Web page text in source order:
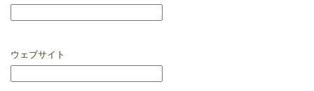
ウェブサイト